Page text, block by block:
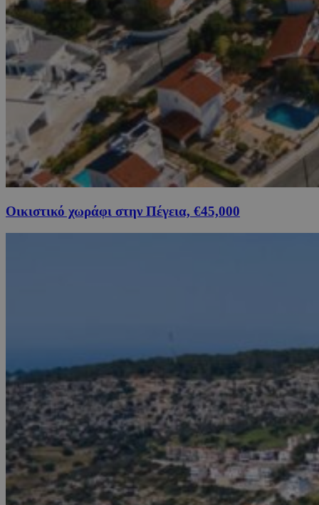
Οικιστικό χωράφι στην Πέγεια, €45,000